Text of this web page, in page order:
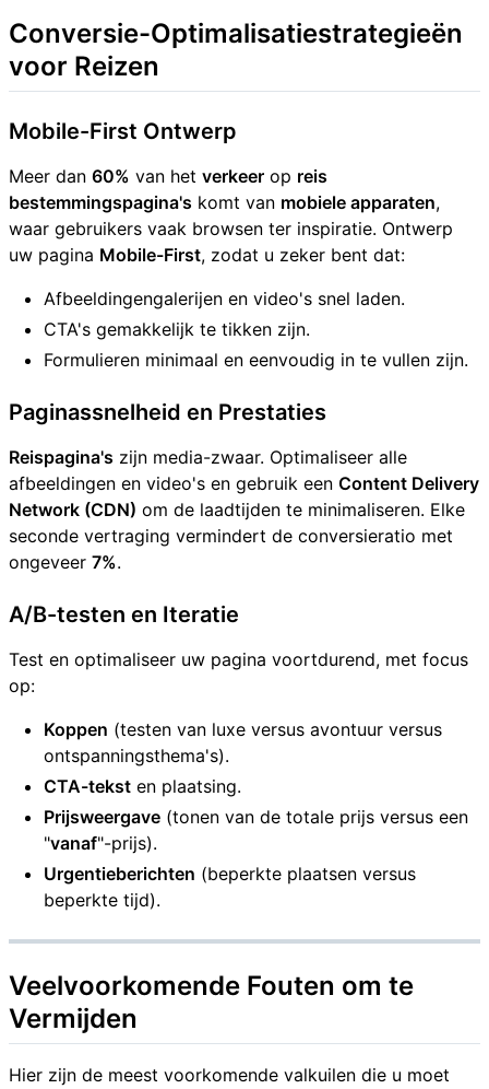
Conversie-Optimalisatiestrategieën
voor Reizen
Mobile-First Ontwerp
Meer dan 60% van het verkeer op reis
bestemmingspagina's komt van mobiele apparaten,
waar gebruikers vaak browsen ter inspiratie. Ontwerp
uw pagina Mobile-First, zodat u zeker bent dat:
Afbeeldingengalerijen en video's snel laden.
CTA's gemakkelijk te tikken zijn.
Formulieren minimaal en eenvoudig in te vullen zijn.
Paginassnelheid en Prestaties
Reispagina's zijn media-zwaar. Optimaliseer alle
afbeeldingen en video's en gebruik een Content Delivery
Network (CDN) om de laadtijden te minimaliseren. Elke
seconde vertraging vermindert de conversieratio met
ongeveer 7%.
A/B-testen en Iteratie
Test en optimaliseer uw pagina voortdurend, met focus
op:
Koppen (testen van luxe versus avontuur versus
ontspanningsthema's).
CTA-tekst en plaatsing.
Prijsweergave (tonen van de totale prijs versus een
"vanaf"-prijs).
Urgentieberichten (beperkte plaatsen versus
beperkte tijd).
Veelvoorkomende Fouten om te
Vermijden
Hier zijn de meest voorkomende valkuilen die u moet